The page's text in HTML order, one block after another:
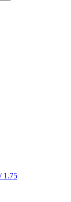
1.75